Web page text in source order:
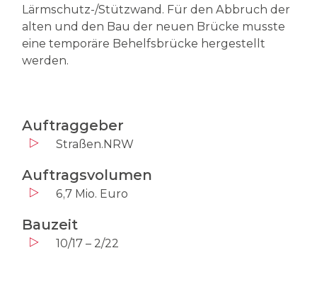
Lärmschutz-/Stützwand. Für den Abbruch der
alten und den Bau der neuen Brücke musste
eine temporäre Behelfsbrücke hergestellt
werden.
Auftraggeber
Straßen.NRW
Auftragsvolumen
6,7 Mio. Euro
Bauzeit
10/17 – 2/22